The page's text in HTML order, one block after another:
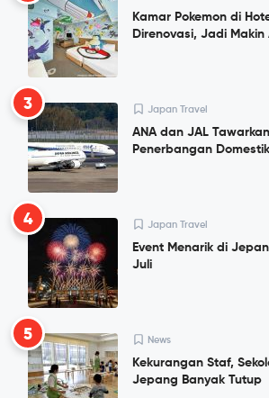
Kamar Pokemon di
Direnovasi, Jadi Makin
3 Japan Travel
ANA dan JAL
Penerbangan
4 Japan Travel
Event Menarik di
Juli
5 News
Kekurangan Staf,
Jepang Banyak Tutup